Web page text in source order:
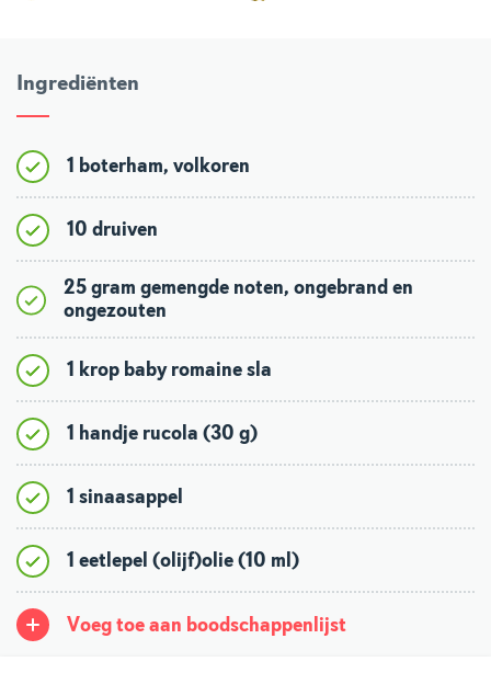
Ingrediënten
1 boterham, volkoren
10 druiven
25 gram gemengde noten, ongebrand en
ongezouten
1 krop baby romaine sla
1 handje rucola (30 g)
1 sinaasappel
1 eetlepel (olijf)olie (10 ml)
Voeg toe aan boodschappenlijst